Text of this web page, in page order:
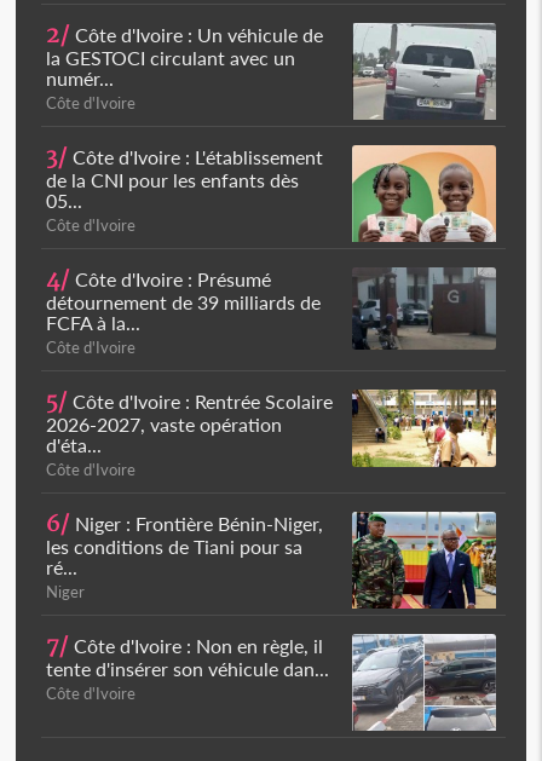
2/ Côte d'Ivoire : Un véhicule de
la GESTOCI circulant avec un
numér...
Côte d'Ivoire
3/ Côte d'Ivoire : L'établissement
de la CNI pour les enfants dès
05...
Côte d'Ivoire
4/ Côte d'Ivoire : Présumé
détournement de 39 milliards de
FCFA à la...
Côte d'Ivoire
5/ Côte d'Ivoire : Rentrée Scolaire
2026-2027, vaste opération
d'éta...
Côte d'Ivoire
6/ Niger : Frontière Bénin-Niger,
les conditions de Tiani pour sa
ré...
Niger
7/ Côte d'Ivoire : Non en règle, il
tente d'insérer son véhicule dan...
Côte d'Ivoire